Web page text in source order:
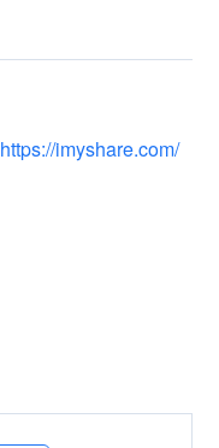
https://imyshare.com/